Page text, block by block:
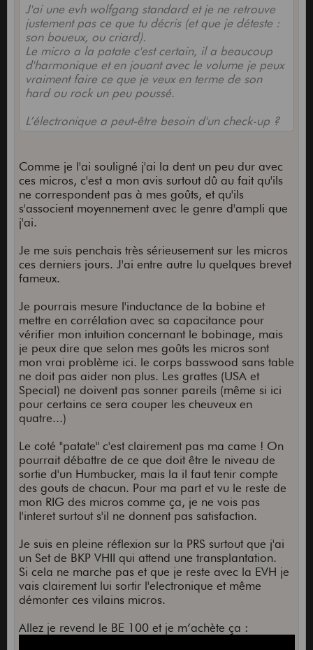
J'ai une evh wolfgang standard et je ne retrouve
justement pas ce que tu décris (et que je déteste :
son boueux, ou criard).
Le micro a la patate c'est certain, il a beaucoup
d'harmonique et en jouant avec le volume je peux
vraiment faire ce que je veux en terme de son
hard ou rock un peu poussé.
L’électronique a peut-être besoin d'un check-up ?
Comme je l'ai souligné j'ai la dent un peu dur avec
ces micros, c'est a mon avis surtout dû au fait qu'ils
ne correspondent pas à mes goûts, et qu'ils
s'associent moyennement avec le genre d'ampli que
j'ai.
Je me suis penchais très sérieusement sur les micros
ces derniers jours. J'ai entre autre lu quelques brevet
fameux.
Je pourrais mesure l'inductance de la bobine et
mettre en corrélation avec sa capacitance pour
vérifier mon intuition concernant le bobinage, mais
je peux dire que selon mes goûts les micros sont
mon vrai problème ici. le corps basswood sans table
ne doit pas aider non plus. Les grattes (USA et
Special) ne doivent pas sonner pareils (même si ici
pour certains ce sera couper les cheuveux en
quatre...)
Le coté "patate" c'est clairement pas ma came ! On
pourrait débattre de ce que doit être le niveau de
sortie d'un Humbucker, mais la il faut tenir compte
des gouts de chacun. Pour ma part et vu le reste de
mon RIG des micros comme ça, je ne vois pas
l'interet surtout s'il ne donnent pas satisfaction.
Je suis en pleine réflexion sur la PRS surtout que j'ai
un Set de BKP VHII qui attend une transplantation.
Si cela ne marche pas et que je reste avec la EVH je
vais clairement lui sortir l'electronique et même
démonter ces vilains micros.
Allez je revend le BE 100 et je m’achète ça :